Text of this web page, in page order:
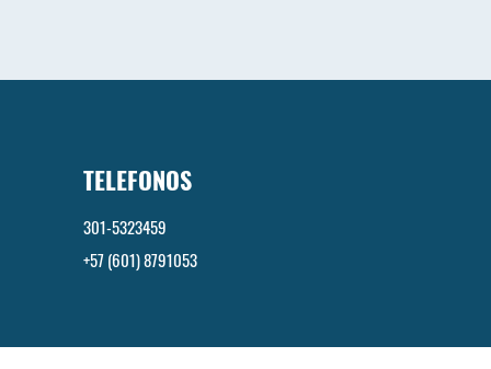
TELEFONOS
301-5323459
+57 (601) 8791053